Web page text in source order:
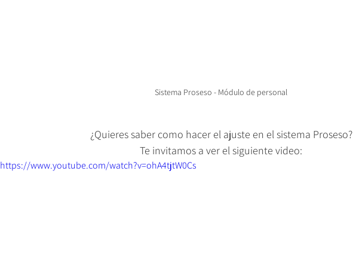
Sistema Proseso - Módulo de personal
¿Quieres saber como hacer el ajuste en el sistema Proseso?
Te invitamos a ver el siguiente video:
https://www.youtube.com/watch?v=ohA4tjtW0Cs